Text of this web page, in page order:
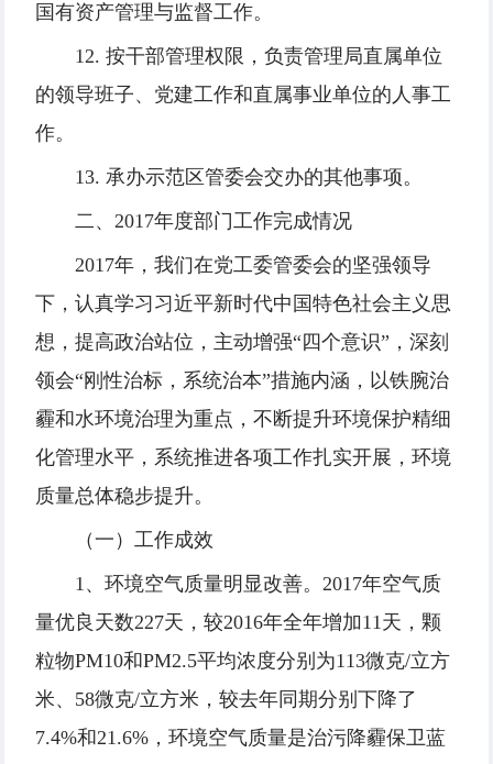
国有资产管理与监督工作。
12. 按干部管理权限，负责管理局直属单位
的领导班子、党建工作和直属事业单位的人事工
作。
13. 承办示范区管委会交办的其他事项。
二、2017年度部门工作完成情况
2017年，我们在党工委管委会的坚强领导
下，认真学习习近平新时代中国特色社会主义思
想，提高政治站位，主动增强“四个意识”，深刻
领会“刚性治标，系统治本”措施内涵，以铁腕治
霾和水环境治理为重点，不断提升环境保护精细
化管理水平，系统推进各项工作扎实开展，环境
质量总体稳步提升。
（一）工作成效
1、环境空气质量明显改善。2017年空气质
量优良天数227天，较2016年全年增加11天，颗
粒物PM10和PM2.5平均浓度分别为113微克/立方
米、58微克/立方米，较去年同期分别下降了
7.4%和21.6%，环境空气质量是治污降霾保卫蓝